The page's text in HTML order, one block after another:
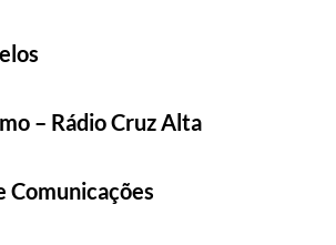
– Rádio Cruz Alta
Comunicações